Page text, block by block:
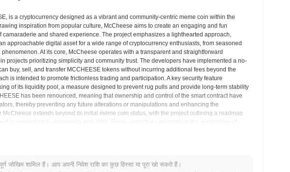
is a cryptocurrency designed as a vibrant and community-centric meme coin within the
inspiration from popular culture, McCheese aims to create an engaging and fun
and shared experience. The project emphasizes a lighthearted approach,
approachable digital asset for a wide range of cryptocurrency enthusiasts, from seasoned
At its core, McCheese operates with a transparent and straightforward
projects prioritizing simplicity and community trust. The developers have implemented a no-
buy, sell, and transfer MCCHEESE tokens without incurring additional fees beyond the
is intended to promote frictionless trading and participation. A key security feature
of its liquidity pool, a measure designed to prevent rug pulls and provide long-term stability
has been renounced, meaning that ownership and control of the smart contract have
thereby preventing any future alterations or manipulations and enhancing the
extends beyond its initial meme coin status, with the project outlining a roadmap
at expanding its ecosystem and utility. These aspirations encompass the exploration of
could introduce further engagement mechanisms and practical uses for the
driven by its passionate community and evolving developmental goals. Its focus remains on
within the dynamic world of decentralized digital assets.
जोखिम शामिल हैं। आप अपनी निवेश राशि का कुछ हिस्सा या पूरा खो सकते हैं।